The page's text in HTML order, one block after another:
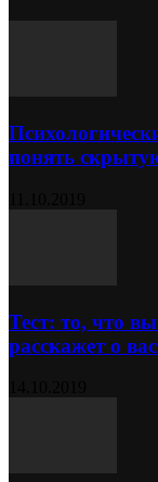
понять
Тест: то, что
расскажет о